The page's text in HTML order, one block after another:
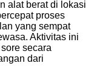
alat berat di lokasi
proses
yang sempat
Aktivitas ini
secara
dari